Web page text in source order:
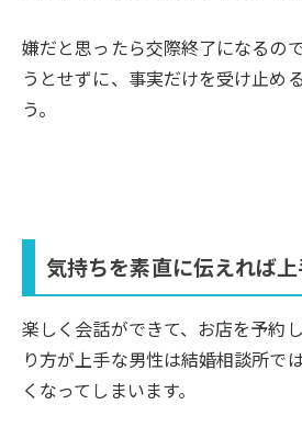
嫌だと思ったら交際終了になるの
うとせずに、事実だけを受け止め
う。
気持ちを素直に伝えれば上
楽しく会話ができて、お店を予約
り方が上手な男性は結婚相談所で
くなってしまいます。